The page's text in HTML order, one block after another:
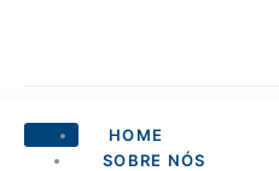
HOME
SOBRE NÓS